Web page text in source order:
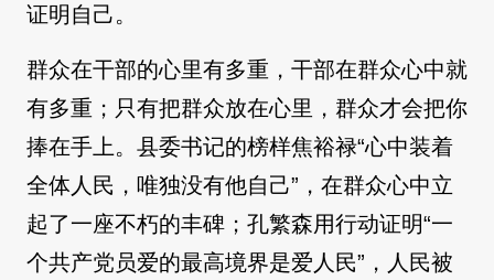
证明自己。
群众在干部的心里有多重，干部在群众心中就
有多重；只有把群众放在心里，群众才会把你
捧在手上。县委书记的榜样焦裕禄“心中装着
全体人民，唯独没有他自己”，在群众心中立
起了一座不朽的丰碑；孔繁森用行动证明“一
个共产党员爱的最高境界是爱人民”，人民被